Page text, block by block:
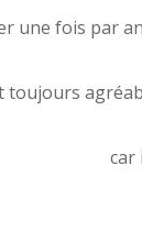
fois par
car